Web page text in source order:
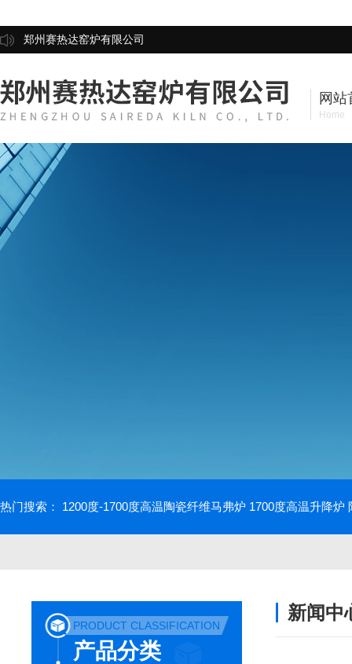
郑州赛热达窑炉有限公司
网站
Home
热门搜索： 1200度-1700度高温陶瓷纤维马弗炉 1700度高温升降炉
PRODUCT CLASSIFICATION
产品分类
新闻中